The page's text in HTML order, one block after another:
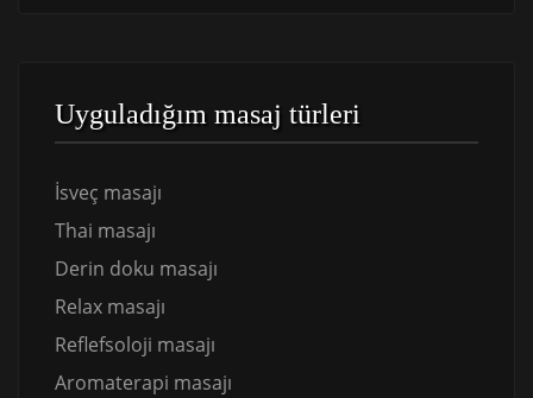
Uyguladığım masaj türleri
İsveç masajı
Thai masajı
Derin doku masajı
Relax masajı
Reflefsoloji masajı
Aromaterapi masajı